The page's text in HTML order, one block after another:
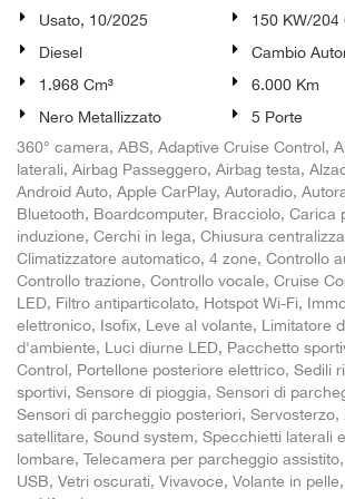
Usato, 10/2025
150 KW/204
Diesel
Cambio
1.968 Cm³
6.000 Km
Nero Metallizzato
5 Porte
360° camera, ABS, Adaptive Cruise Control,
laterali, Airbag Passeggero, Airbag testa,
Android Auto, Apple CarPlay, Autoradio,
Bluetooth, Boardcomputer, Bracciolo, Carica
induzione, Cerchi in lega, Chiusura
Climatizzatore automatico, 4 zone, Controllo
Controllo trazione, Controllo vocale, Cruise
LED, Filtro antiparticolato, Hotspot Wi-Fi,
elettronico, Isofix, Leve al volante, Limitatore
d'ambiente, Luci diurne LED, Pacchetto
Control, Portellone posteriore elettrico, Sedili
sportivi, Sensore di pioggia, Sensori di
Sensori di parcheggio posteriori, Servosterzo,
satellitare, Sound system, Specchietti laterali
lombare, Telecamera per parcheggio
USB, Vetri oscurati, Vivavoce, Volante in